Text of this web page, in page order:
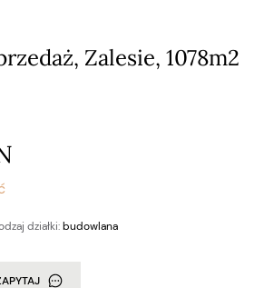
Zalesie, 1078m2
działki:budowlana